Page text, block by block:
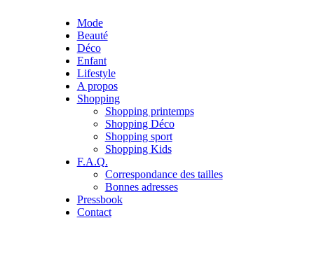
Mode
Beauté
Déco
Enfant
Lifestyle
A propos
Shopping
Shopping printemps
Shopping Déco
Shopping sport
Shopping Kids
F.A.Q.
Correspondance des tailles
Bonnes adresses
Pressbook
Contact